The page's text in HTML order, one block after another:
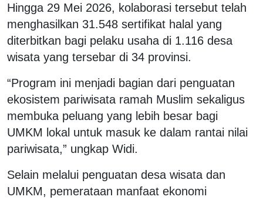
Hingga 29 Mei 2026, kolaborasi tersebut telah
menghasilkan 31.548 sertifikat halal yang
diterbitkan bagi pelaku usaha di 1.116 desa
wisata yang tersebar di 34 provinsi.
“Program ini menjadi bagian dari penguatan
ekosistem pariwisata ramah Muslim sekaligus
membuka peluang yang lebih besar bagi
UMKM lokal untuk masuk ke dalam rantai nilai
pariwisata,” ungkap Widi.
Selain melalui penguatan desa wisata dan
UMKM, pemerataan manfaat ekonomi